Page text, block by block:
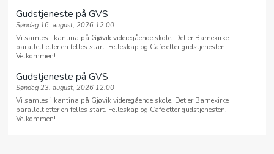
Gudstjeneste på GVS
Søndag 16. august, 2026 12:00
Vi samles i kantina på Gjøvik videregående skole. Det er Barnekirke
parallelt etter en felles start. Felleskap og Cafe etter gudstjenesten.
Velkommen!
Gudstjeneste på GVS
Søndag 23. august, 2026 12:00
Vi samles i kantina på Gjøvik videregående skole. Det er Barnekirke
parallelt etter en felles start. Felleskap og Cafe etter gudstjenesten.
Velkommen!